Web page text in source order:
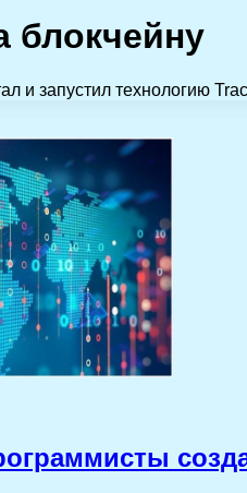
блокчейну
и запустил технологию